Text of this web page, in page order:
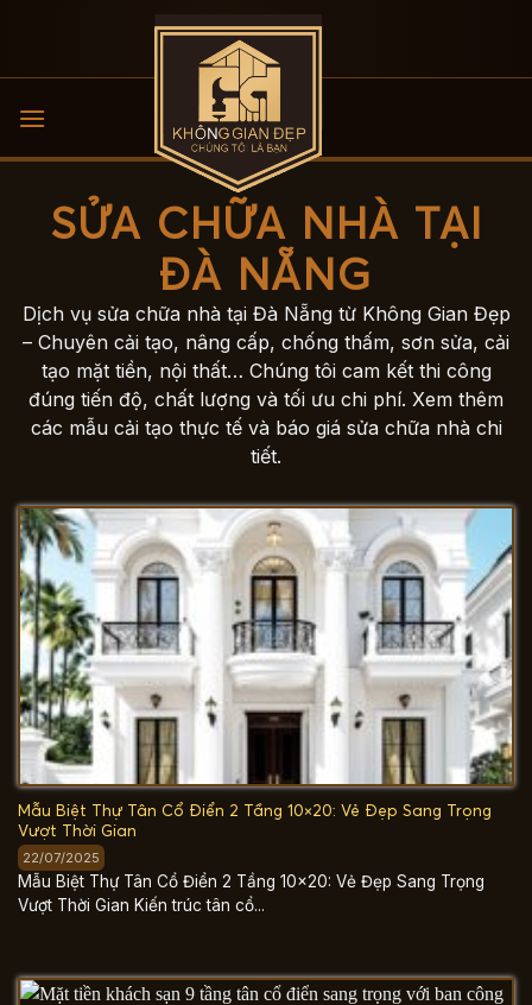
SỬA CHỮA NHÀ TẠI
ĐÀ NẴNG
Dịch vụ sửa chữa nhà tại Đà Nẵng từ Không Gian Đẹp
– Chuyên cải tạo, nâng cấp, chống thấm, sơn sửa, cải
tạo mặt tiền, nội thất… Chúng tôi cam kết thi công
đúng tiến độ, chất lượng và tối ưu chi phí. Xem thêm
các mẫu cải tạo thực tế và báo giá sửa chữa nhà chi
tiết.
Mẫu Biệt Thự Tân Cổ Điển 2 Tầng 10×20: Vẻ Đẹp Sang Trọng
Vượt Thời Gian
22/07/2025
Mẫu Biệt Thự Tân Cổ Điển 2 Tầng 10×20: Vẻ Đẹp Sang Trọng
Vượt Thời Gian Kiến trúc tân cổ...